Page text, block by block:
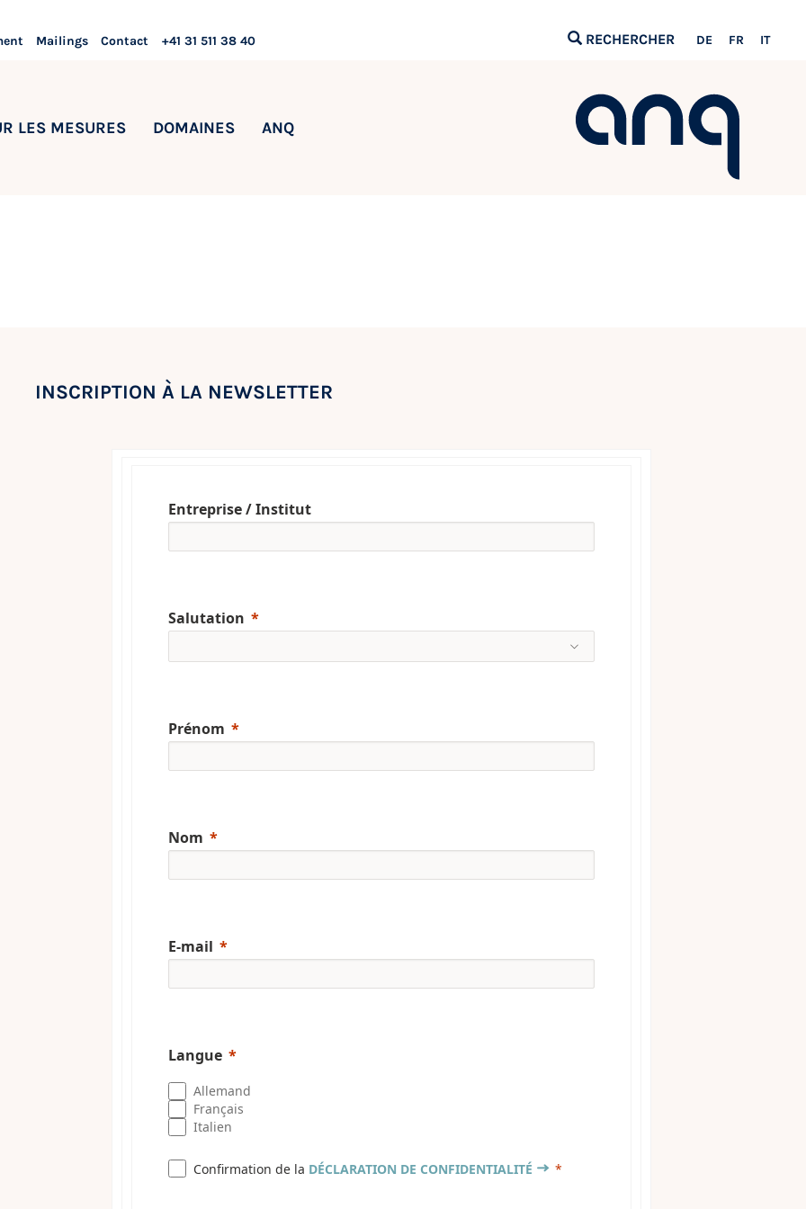
Mailings Contact +41 31 511 38 40 RECHERCHER DE FR IT
LES MESURES DOMAINES ANQ
INSCRIPTION À LA NEWSLETTER
Entreprise / Institut
Salutation
Prénom
Nom
E-mail
Langue
Allemand
Français
Italien
Confirmation de la DÉCLARATION DE CONFIDENTIALITÉ